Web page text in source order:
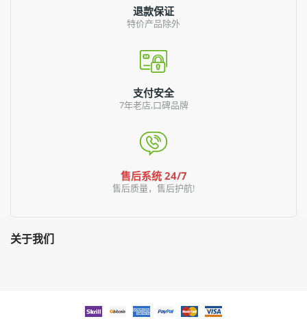
退款保证
特价产品除外
支付安全
7年老店,口碑品牌
售后系统 24/7
售后质量，售后护航!
关于我们